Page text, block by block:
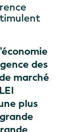
des
marché
plus